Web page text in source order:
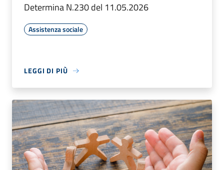
Determina N.230 del 11.05.2026
Assistenza sociale
LEGGI DI PIÙ